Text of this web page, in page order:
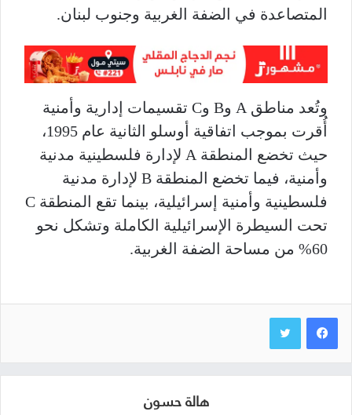
المتصاعدة في الضفة الغربية وجنوب لبنان.
وتُعد مناطق A وB وC تقسيمات إدارية وأمنية
أُقرت بموجب اتفاقية أوسلو الثانية عام 1995،
حيث تخضع المنطقة A لإدارة فلسطينية مدنية
وأمنية، فيما تخضع المنطقة B لإدارة مدنية
فلسطينية وأمنية إسرائيلية، بينما تقع المنطقة C
تحت السيطرة الإسرائيلية الكاملة وتشكل نحو
60% من مساحة الضفة الغربية.
هالة حسون